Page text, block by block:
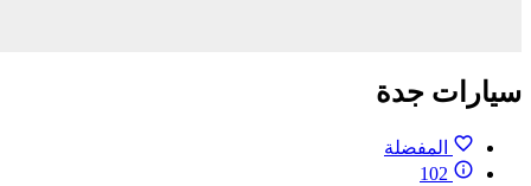
سيارات جدة
المفضلة
102